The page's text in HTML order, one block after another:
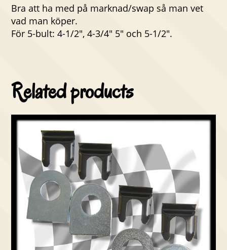
Bra att ha med på marknad/swap så man vet
vad man köper.
För 5-bult: 4-1/2″, 4-3/4″ 5″ och 5-1/2″.
Related products